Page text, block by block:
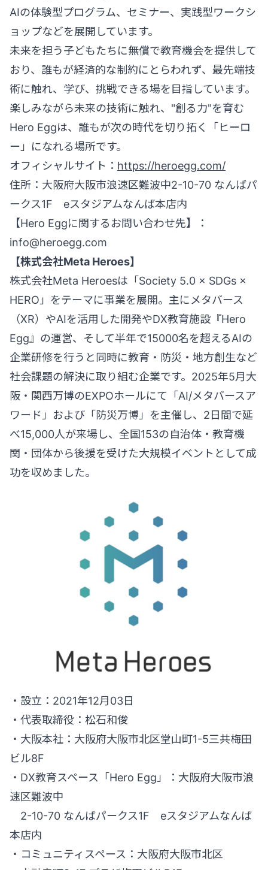
AIの体験型プログラム、セミナー、実践型ワークシ
ョップなどを展開しています。
未来を担う子どもたちに無償で教育機会を提供して
おり、誰もが経済的な制約にとらわれず、最先端技
術に触れ、学び、挑戦できる場を目指しています。
楽しみながら未来の技術に触れ、"創る力"を育む
Hero Eggは、誰もが次の時代を切り拓く「ヒーロ
ー」になれる場所です。
オフィシャルサイト： https://heroegg.com/
住所：大阪府大阪市浪速区難波中2-10-70 なんばパ
ークス1F eスタジアムなんば本店内
【Hero Eggに関するお問い合わせ先】：
info@heroegg.com
【株式会社Meta Heroes】
株式会社Meta Heroesは「Society 5.0 × SDGs ×
HERO」をテーマに事業を展開。主にメタバース
（XR）やAIを活用した開発やDX教育施設『Hero
Egg』の運営、そして半年で15000名を超えるAIの
企業研修を行うと同時に教育・防災・地方創生など
社会課題の解決に取り組む企業です。2025年5月大
阪・関西万博のEXPOホールにて「AI/メタバースア
ワード」および「防災万博」を主催し、2日間で延
べ15,000人が来場し、全国153の自治体・教育機
関・団体から後援を受けた大規模イベントとして成
功を収めました。
・設立：2021年12月03日
・代表取締役：松石和俊
・大阪本社：大阪府大阪市北区堂山町1-5三共梅田
ビル8F
・DX教育スペース「Hero Egg」：大阪府大阪市浪
速区難波中
2-10-70 なんばパークス1F eスタジアムなんば
本店内
・コミュニティスペース：大阪府大阪市北区